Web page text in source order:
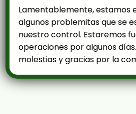
Lamentablemente, estamos
algunos problemitas que se
nuestro control. Estaremos
operaciones por algunos
molestias y gracias por la